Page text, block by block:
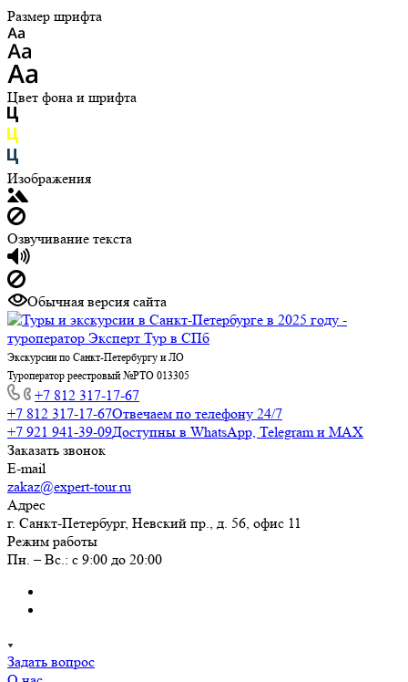
Размер шрифта
Цвет фона и шрифта
Изображения
Озвучивание текста
Обычная версия сайта
Экскурсии по Санкт-Петербургу и ЛО
Туроператор реестровый №РТО 013305
+7 812 317-17-67
+7 812 317-17-67Отвечаем по телефону 24/7
+7 921 941-39-09Доступны в WhatsApp, Telegram и MAX
Заказать звонок
E-mail
zakaz@expert-tour.ru
Адрес
г. Санкт-Петербург, Невский пр., д. 56, офис 11
Режим работы
Пн. – Вс.: с 9:00 до 20:00
Задать вопрос